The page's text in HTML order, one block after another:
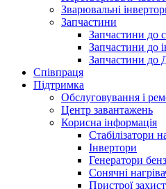
Зварювальні
Запчастини
Запчастини до
Запчастини до
Запчастини до
Співпраця
Підтримка
Обслуговування і
Центр завантажень
Корисна інформація
Стабілізатори
Інвертори
Генератори
Сонячні
Пристрої